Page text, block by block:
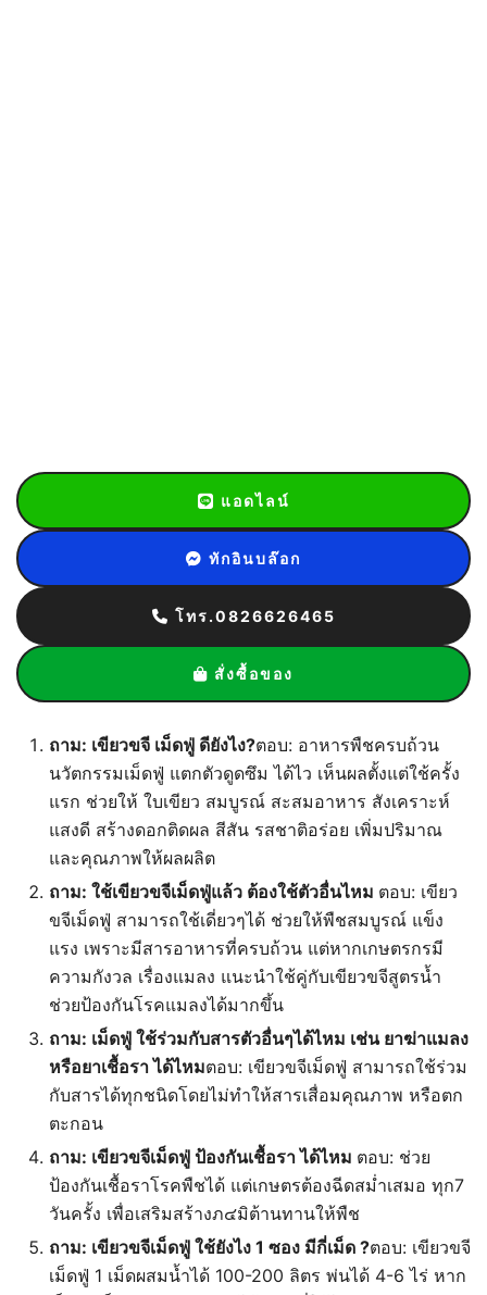
แอดไลน์
ทักอินบล๊อก
โทร.0826626465
สั่งซื้อของ
ถาม: เขียวขจี เม็ดฟู่ ดียังไง?ตอบ: อาหารพืชครบถ้วน
นวัตกรรมเม็ดฟู่ แตกตัวดูดซึม ได้ไว เห็นผลตั้งแต่ใช้ครั้ง
แรก ช่วยให้ ใบเขียว สมบูรณ์ สะสมอาหาร สังเคราะห์
แสงดี สร้างดอกติดผล สีสัน รสชาติอร่อย เพิ่มปริมาณ
และคุณภาพให้ผลผลิต
ถาม: ใช้เขียวขจีเม็ดฟู่แล้ว ต้องใช้ตัวอื่นไหม ตอบ: เขียว
ขจีเม็ดฟู่ สามารถใช้เดี่ยวๆได้ ช่วยให้พืชสมบูรณ์ แข็ง
แรง เพราะมีสารอาหารที่ครบถ้วน แต่หากเกษตรกรมี
ความกังวล เรื่องแมลง แนะนำใช้คู่กับเขียวขจีสูตรน้ำ
ช่วยป้องกันโรคแมลงได้มากขึ้น
ถาม: เม็ดฟู่ ใช้ร่วมกับสารตัวอื่นๆได้ไหม เช่น ยาฆ่าแมลง
หรือยาเชื้อรา ได้ไหมตอบ: เขียวขจีเม็ดฟู่ สามารถใช้ร่วม
กับสารได้ทุกชนิดโดยไม่ทำให้สารเสื่อมคุณภาพ หรือตก
ตะกอน
ถาม: เขียวขจีเม็ดฟู่ ป้องกันเชื้อรา ได้ไหม ตอบ: ช่วย
ป้องกันเชื้อราโรคพืชได้ แต่เกษตรต้องฉีดสม่ำเสมอ ทุก7
วันครั้ง เพื่อเสริมสร้างภ๔มิต้านทานให้พืช
ถาม: เขียวขจีเม็ดฟู่ ใช้ยังไง 1 ซอง มีกี่เม็ด ?ตอบ: เขียวขจี
เม็ดฟู่ 1 เม็ดผสมน้ำได้ 100-200 ลิตร พ่นได้ 4-6 ไร่ หาก